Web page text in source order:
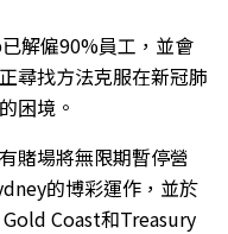
解僱90%員工，並會
尋找方法克服在新冠肺
困境。
賭場將無限期暫停營
的博彩運作，並於
Coast和Treasury